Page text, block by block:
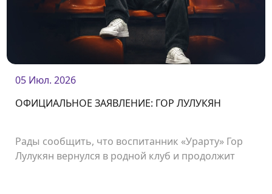
05 Июл. 2026
ОФИЦИАЛЬНОЕ ЗАЯВЛЕНИЕ: ГОР ЛУЛУКЯН
Рады сообщить, что воспитанник «Урарту» Гор
Лулукян вернулся в родной клуб и продолжит